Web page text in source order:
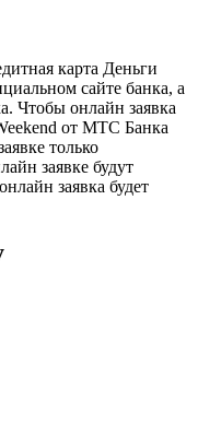
карта Деньги
сайте банка, а
Чтобы онлайн заявка
от МТС Банка
только
заявке будут
заявка будет